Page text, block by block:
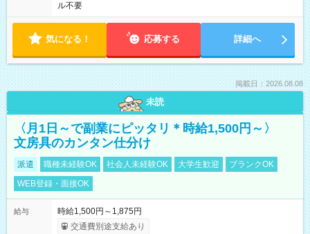
ル不要
気になる！ 応募する 詳細へ
掲載日：2026.08.08
未読
〈月1日～で副業にピッタリ＊時給1,500円～〉
文房具のカンタン仕分け
派遣 職種未経験OK 社会人未経験OK 大学生歓迎
ブランクOK
WEB登録・面接OK
給与
時給1,500円～1,875円
交通費別途支給あり